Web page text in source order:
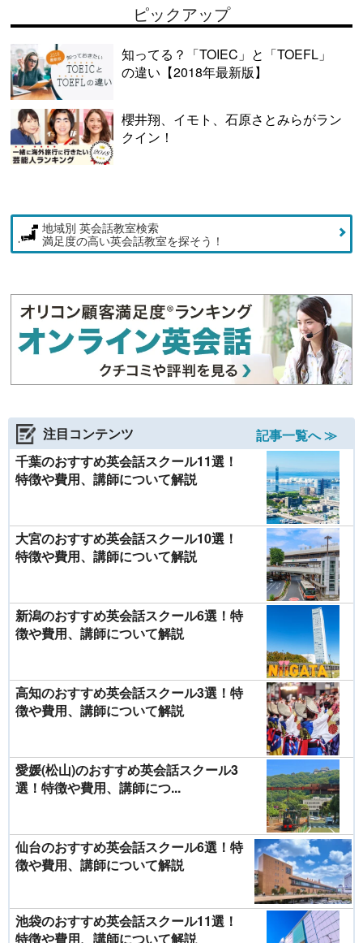
ピックアップ
知ってる？「TOIEC」と「TOEFL」
の違い【2018年最新版】
櫻井翔、イモト、石原さとみらがラン
クイン！
地域別 英会話教室検索
満足度の高い英会話教室を探そう！
注目コンテンツ
記事一覧へ ≫
千葉のおすすめ英会話スクール11選！
特徴や費用、講師について解説
大宮のおすすめ英会話スクール10選！
特徴や費用、講師について解説
新潟のおすすめ英会話スクール6選！特
徴や費用、講師について解説
高知のおすすめ英会話スクール3選！特
徴や費用、講師について解説
愛媛(松山)のおすすめ英会話スクール3
選！特徴や費用、講師につ...
仙台のおすすめ英会話スクール6選！特
徴や費用、講師について解説
池袋のおすすめ英会話スクール11選！
特徴や費用、講師について解説